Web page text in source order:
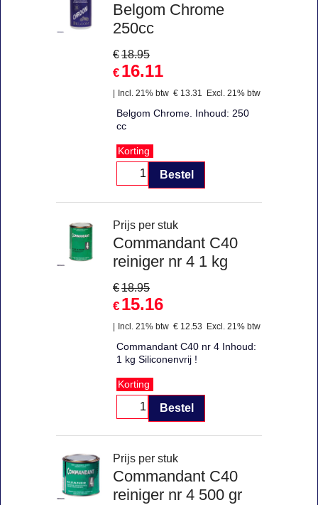
Belgom Chrome
250cc
€18.95
€ 16.11
Incl. 21% btw € 13.31 Excl. 21% btw
Belgom Chrome. Inhoud: 250
cc
Korting
Bestel
Prijs per stuk
Commandant C40
reiniger nr 4 1 kg
€18.95
€ 15.16
Incl. 21% btw € 12.53 Excl. 21% btw
Commandant C40 nr 4 Inhoud:
1 kg Siliconenvrij !
Korting
Bestel
Prijs per stuk
Commandant C40
reiniger nr 4 500 gr